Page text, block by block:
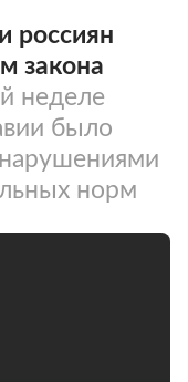
россиян
закона
неделе
было
норм